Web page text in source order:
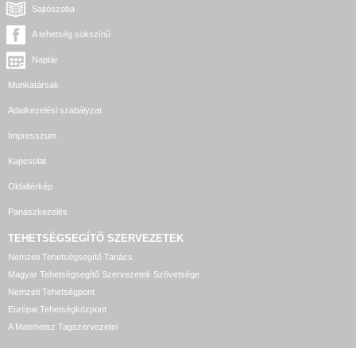
Sajtószoba
A tehetség sokszínű
Naptár
Munkatársak
Adatkezelési szabályzat
Impresszum
Kapcsolat
Oldaltérkép
Panaszkezelés
TEHETSÉGSEGÍTŐ SZERVEZETEK
Nemzeti Tehetségsegítő Tanács
Magyar Tehetségsegítő Szervezetek Szövetsége
Nemzeti Tehetségpont
Európai Tehetségközpont
A Matehetsz Tagszervezetei